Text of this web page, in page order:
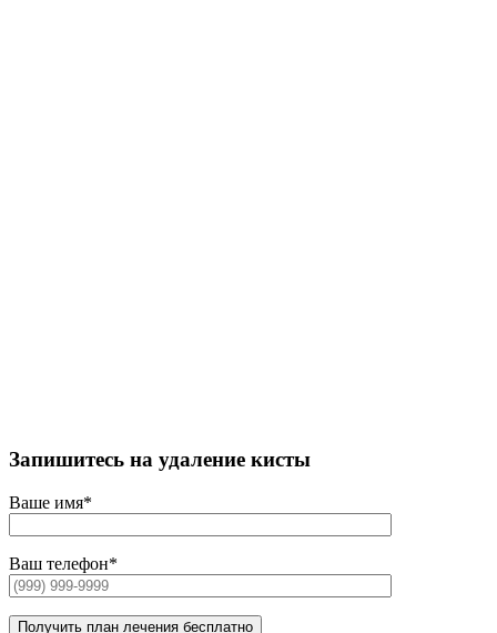
Запишитесь на удаление кисты
Ваше имя*
Ваш телефон*